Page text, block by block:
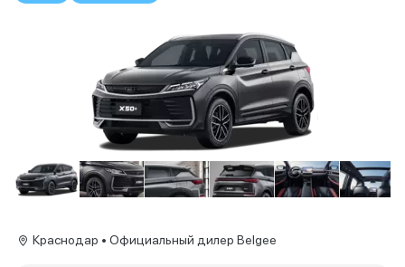
Краснодар • Официальный дилер Belgee